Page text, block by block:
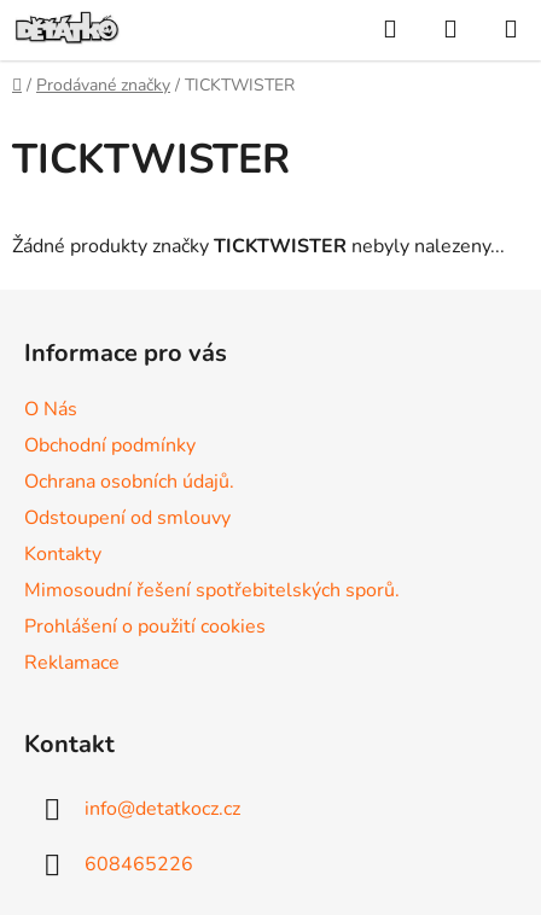
Přejít
na
obsah
Hledat
KOŠÍK
Domů
/ Prodávané značky / TICKTWISTER
TICKTWISTER
Žádné produkty značkyTICKTWISTER nebyly nalezeny...
Informace pro vás
O Nás
Obchodní podmínky
Ochrana osobních údajů.
Odstoupení od smlouvy
Kontakty
Mimosoudní řešení spotřebitelských sporů.
Prohlášení o použití cookies
Reklamace
Kontakt
info@detatkocz.cz
608465226